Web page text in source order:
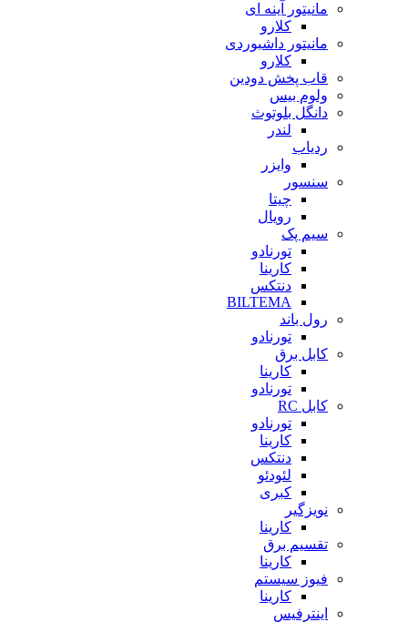
مانیتور آینه ای
کلارو
مانیتور داشبوردی
کلارو
قاب پخش دودین
ولوم بیس
دانگل بلوتوث
لندر
ردیاب
وایزر
سنسور
چیتا
رویال
سیم پک
تورنادو
کارینا
دنتکس
BILTEMA
رول باند
تورنادو
کابل برق
کارینا
تورنادو
کابل RC
تورنادو
کارینا
دنتکس
لئودئو
کبری
نویزگیر
کارینا
تقسیم برق
کارینا
فیوز سیستم
کارینا
اینترفیس